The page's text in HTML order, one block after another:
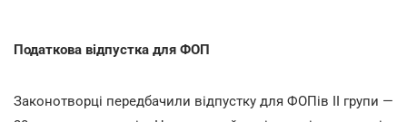
Податкова відпустка для ФОП
Законотворці передбачили відпустку для ФОПів ІІ групи —